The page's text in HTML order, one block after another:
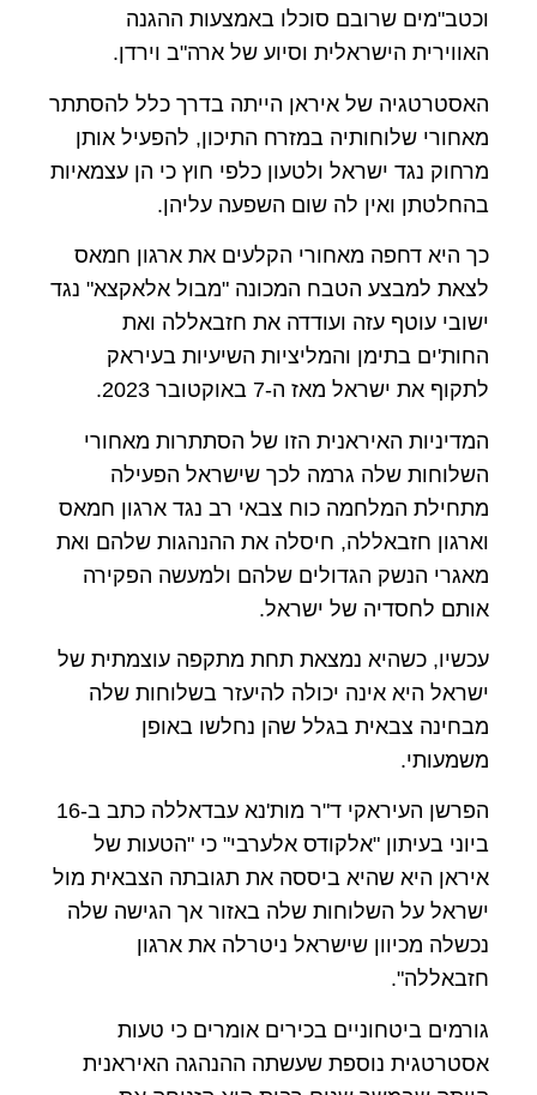
וכטב"מים שרובם סוכלו באמצעות ההגנה
האווירית הישראלית וסיוע של ארה"ב וירדן.
האסטרטגיה של איראן הייתה בדרך כלל להסתתר
מאחורי שלוחותיה במזרח התיכון, להפעיל אותן
מרחוק נגד ישראל ולטעון כלפי חוץ כי הן עצמאיות
בהחלטתן ואין לה שום השפעה עליהן.
כך היא דחפה מאחורי הקלעים את ארגון חמאס
לצאת למבצע הטבח המכונה "מבול אלאקצא" נגד
ישובי עוטף עזה ועודדה את חזבאללה ואת
החות'ים בתימן והמליציות השיעיות בעיראק
לתקוף את ישראל מאז ה-7 באוקטובר 2023.
המדיניות האיראנית הזו של הסתתרות מאחורי
השלוחות שלה גרמה לכך שישראל הפעילה
מתחילת המלחמה כוח צבאי רב נגד ארגון חמאס
וארגון חזבאללה, חיסלה את ההנהגות שלהם ואת
מאגרי הנשק הגדולים שלהם ולמעשה הפקירה
אותם לחסדיה של ישראל.
עכשיו, כשהיא נמצאת תחת מתקפה עוצמתית של
ישראל היא אינה יכולה להיעזר בשלוחות שלה
מבחינה צבאית בגלל שהן נחלשו באופן
משמעותי.
הפרשן העיראקי ד"ר מות'נא עבדאללה כתב ב-16
ביוני בעיתון "אלקודס אלערבי" כי "הטעות של
איראן היא שהיא ביססה את תגובתה הצבאית מול
ישראל על השלוחות שלה באזור אך הגישה שלה
נכשלה מכיוון שישראל ניטרלה את ארגון
חזבאללה".
גורמים ביטחוניים בכירים אומרים כי טעות
אסטרטגית נוספת שעשתה ההנהגה האיראנית